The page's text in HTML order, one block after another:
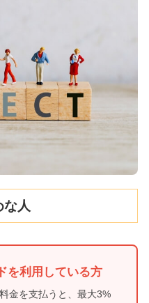
人
を利用している方
金を支払うと、最大3%